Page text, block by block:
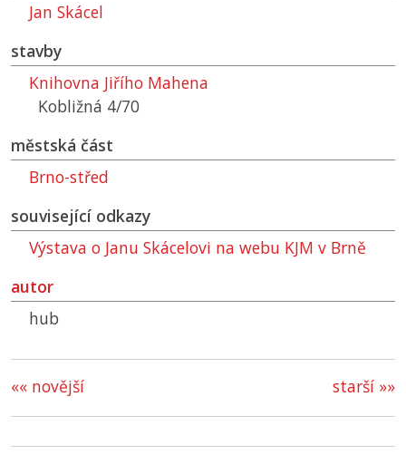
Jan Skácel
stavby
Knihovna Jiřího Mahena
Kobližná 4/70
městská část
Brno-střed
související odkazy
Výstava o Janu Skácelovi na webu KJM v Brně
autor
hub
starší »»
«« novější